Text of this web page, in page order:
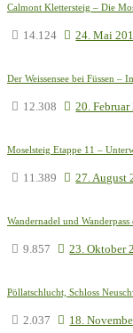
Calmont Klettersteig – Die
14.124 24. Mai
Der Weissensee bei Füssen –
12.308 20. Februar
Moselsteig Etappe 11 –
11.389 27. August
Wandernadel und
9.857 23. Oktober
Pöllatschlucht, Schloss
2.037 18.